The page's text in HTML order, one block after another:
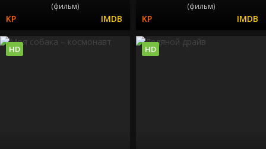
(фильм) (фильм)
HD HD